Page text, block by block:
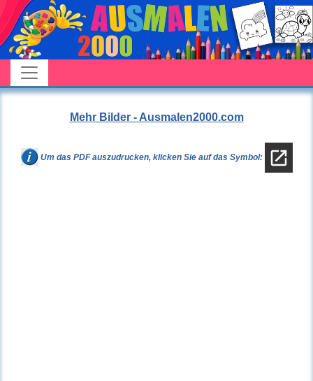
Mehr Bilder - Ausmalen2000.com
Um das PDF auszudrucken, klicken Sie auf das Symbol: